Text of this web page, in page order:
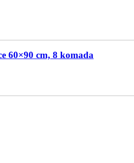
60×90 cm, 8 komada